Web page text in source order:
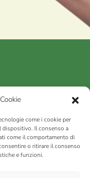
come i cookie per
dispositivo. Il consenso a
come il comportamento di
o ritirare il consenso
e funzioni.
AGRICOMs.r.l.
di Masiano (PT) | codice